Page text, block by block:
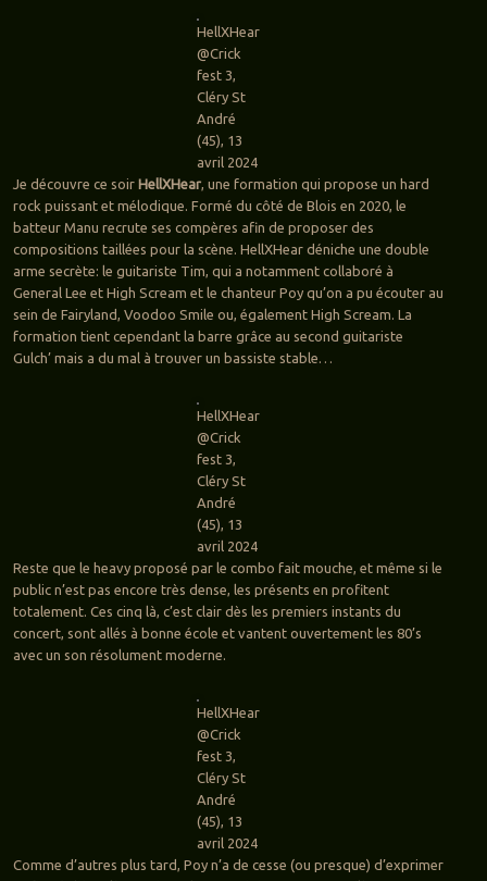
HellXHear
@Crick
fest 3,
Cléry St
André
(45), 13
avril 2024
Je découvre ce soir HellXHear, une formation qui propose un hard
rock puissant et mélodique. Formé du côté de Blois en 2020, le
batteur Manu recrute ses compères afin de proposer des
compositions taillées pour la scène. HellXHear déniche une double
arme secrète: le guitariste Tim, qui a notamment collaboré à
General Lee et High Scream et le chanteur Poy qu’on a pu écouter au
sein de Fairyland, Voodoo Smile ou, également High Scream. La
formation tient cependant la barre grâce au second guitariste
Gulch’ mais a du mal à trouver un bassiste stable…
HellXHear
@Crick
fest 3,
Cléry St
André
(45), 13
avril 2024
Reste que le heavy proposé par le combo fait mouche, et même si le
public n’est pas encore très dense, les présents en profitent
totalement. Ces cinq là, c’est clair dès les premiers instants du
concert, sont allés à bonne école et vantent ouvertement les 80’s
avec un son résolument moderne.
HellXHear
@Crick
fest 3,
Cléry St
André
(45), 13
avril 2024
Comme d’autres plus tard, Poy n’a de cesse (ou presque) d’exprimer